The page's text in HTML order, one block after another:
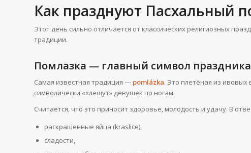
Как празднуют Пасхальный
Этот день сильно отличается от классических религиозных
традиции.
Помлазка — главный символ праздника
Самая известная традиция — pomlázka. Это плетёная из
символически «хлещут» девушек по ногам.
Считается, что это приносит здоровье, молодость и удачу. В
раскрашенные яйца (kraslice),
сладости,